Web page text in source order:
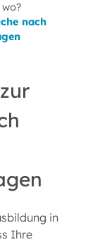
nach
in
Ihre